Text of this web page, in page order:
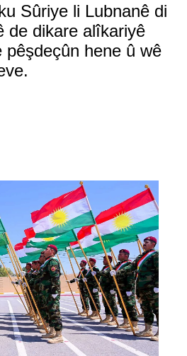
Sûriye li Lubnanê di
de dikare alîkariyê
pêşdeçûn hene û wê